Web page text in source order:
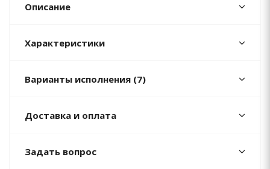
Описание
Характеристики
Варианты исполнения (7)
Доставка и оплата
Задать вопрос